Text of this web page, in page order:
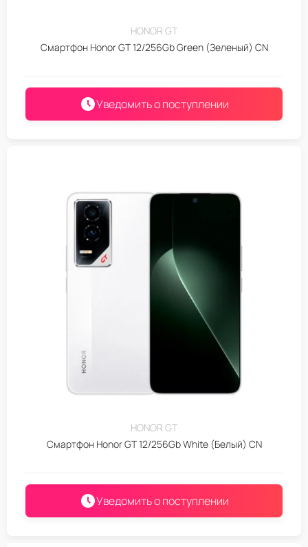
HONOR GT
Смартфон Honor GT 12/256Gb Green (Зеленый) CN
Уведомить о поступлении
HONOR GT
Смартфон Honor GT 12/256Gb White (Белый) CN
Уведомить о поступлении